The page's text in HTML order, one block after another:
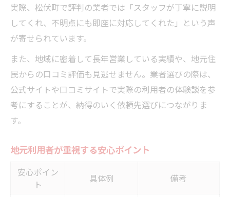
実際、松伏町で評判の業者では「スタッフが丁寧に説明
してくれ、不明点にも即座に対応してくれた」という声
が寄せられています。
また、地域に密着して長年営業している実績や、地元住
民からの口コミ評価も見逃せません。業者選びの際は、
公式サイトや口コミサイトで実際の利用者の体験談を参
考にすることが、納得のいく依頼先選びにつながりま
す。
地元利用者が重視する安心ポイント
安心ポイン
ト
具体例 備考